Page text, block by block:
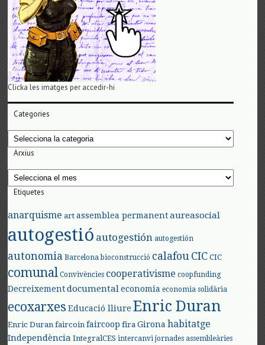
Clicka les imatges per accedir-hi
Categories
Categories
Arxius
Arxius
Etiquetes
anarquisme art assemblea permanent aureasocial
autogestió autogestión autogestión
autonomia Barcelona bioconstrucció calafouCIC CIC
comunal Convivències cooperativisme coopfunding
Decreixement documental economia economia solidària
ecoxarxes Educació lliure Enric Duran
Enric Duran faircoin faircoop fira Girona habitatge
Independència IntegralCES intercanvi jornades assembleàries